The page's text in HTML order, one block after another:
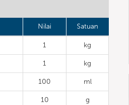
Nilai Satuan
1 kg
1 kg
100 ml
10 g